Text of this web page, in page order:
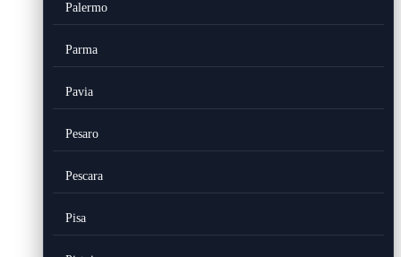
Palermo
Parma
Pavia
Pesaro
Pescara
Pisa